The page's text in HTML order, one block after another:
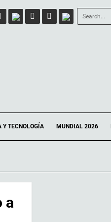
Y TECNOLOGÍA MUNDIAL 2026
a